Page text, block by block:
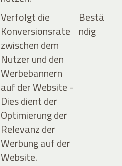
Verfolgt die
Konversionsrate
zwischen dem
Nutzer und den
Werbebannern
auf der Website -
Dies dient der
Optimierung der
Relevanz der
Werbung auf der
Website.
Bestä
ndig